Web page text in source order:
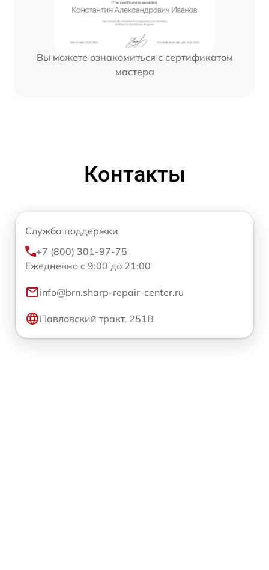
Вы можете ознакомиться с сертификатом
мастера
Контакты
Служба поддержки
+7 (800) 301-97-75
Ежедневно с 9:00 до 21:00
info@brn.sharp-repair-center.ru
Павловский тракт, 251В